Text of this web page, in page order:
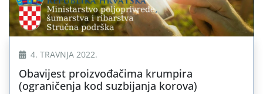
4. TRAVNJA 2022.
Obavijest proizvođačima krumpira
(ograničenja kod suzbijanja korova)